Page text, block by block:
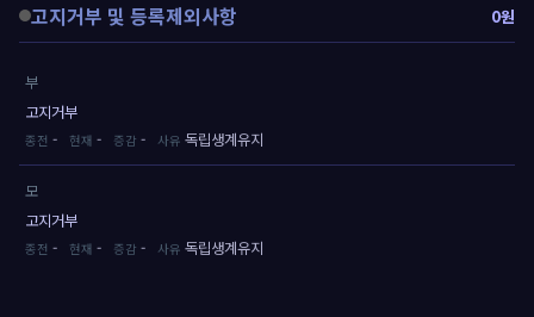
고지거부 및 등록제외사항 0원
부
고지거부
-
- - 독립생계유지
모
고지거부
-
- - 독립생계유지